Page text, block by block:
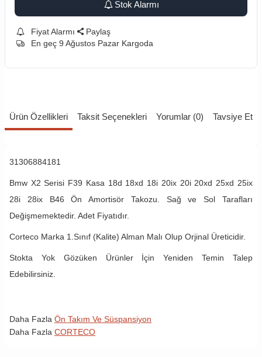
Stok Alarmı
Fiyat Alarmı
Paylaş
En geç 9 Ağustos Pazar Kargoda
Ürün Özellikleri Taksit Seçenekleri Yorumlar (0) Tavsiye Et
31306884181
Bmw X2 Serisi F39 Kasa 18d 18xd 18i 20ix 20i 20xd 25xd 25ix
28i 28ix B46 Ön Amortisör Takozu. Sağ ve Sol Tarafları
Değişmemektedir. Adet Fiyatıdır.
Corteco Marka 1.Sınıf (Kalite) Alman Malı Olup Orjinal Üreticidir.
Stokta Yok Gözüken Ürünler İçin Yeniden Temin Talep
Edebilirsiniz.
Daha Fazla Ön Takım Ve Süspansiyon
Daha Fazla CORTECO